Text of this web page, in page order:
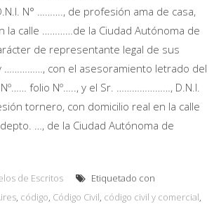
N° ………., de profesión ama de casa,
la calle …………de la Ciudad Autónoma de
de representante legal de sus
con el asesoramiento letrado del
folio Nº….., y el Sr. …………………, D.N.I.
tornero, con domicilio real en la calle
…, de la Ciudad Autónoma de
de Escritos
Etiquetado con
, código, Código Civil, código civil y comercial,